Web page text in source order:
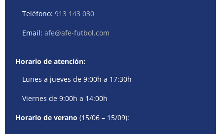
Teléfono:913 143 030
Email:afe@afe-futbol.com
Horario de atención:
Lunes a jueves de 9:00h a 17:30h
Viernes de 9:00h a 14:00h
Horario de verano (15/06 – 15/09):